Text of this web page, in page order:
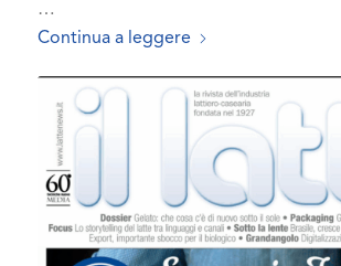
…
Continua a leggere